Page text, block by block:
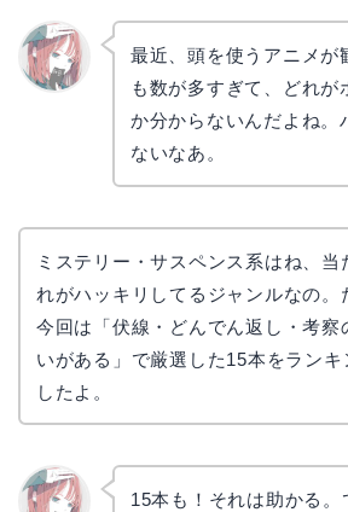
最近、頭を使うアニメ
も数が多すぎて、どれが
か分からないんだよね。
ないなあ。
ミステリー・サスペンス系はね、当
れがハッキリしてるジャンルなの。
今回は「伏線・どんでん返し・考察
いがある」で厳選した15本をランキ
したよ。
15本も！それは助かる